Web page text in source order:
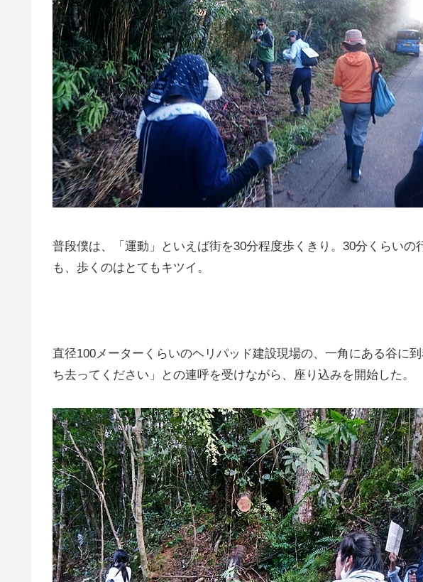
普段僕は、「運動」といえば街を30分程度歩くきり。30分くらいの
も、歩くのはとてもキツイ。
直径100メーターくらいのヘリパッド建設現場の、一角にある谷に
ち去ってください」との連呼を受けながら、座り込みを開始した。